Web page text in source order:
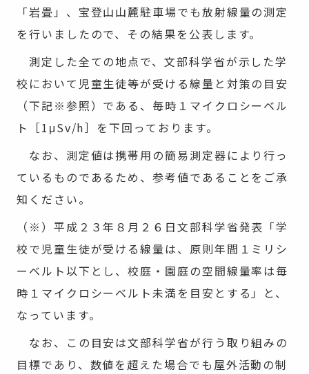
「岩畳」、宝登山山麓駐車場でも放射線量の測定
を行いましたので、その結果を公表します。
測定した全ての地点で、文部科学省が示した学
校において児童生徒等が受ける線量と対策の目安
（下記※参照）である、毎時１マイクロシーベル
ト［1μSv/h］を下回っております。
なお、測定値は携帯用の簡易測定器により行っ
ているものであるため、参考値であることをご承
知ください。
（※）平成２３年８月２６日文部科学省発表「学
校で児童生徒が受ける線量は、原則年間１ミリシ
ーベルト以下とし、校庭・園庭の空間線量率は毎
時１マイクロシーベルト未満を目安とする」と、
なっています。
なお、この目安は文部科学省が行う取り組みの
目標であり、数値を超えた場合でも屋外活動の制